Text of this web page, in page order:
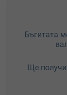
Бъгитата
Ще